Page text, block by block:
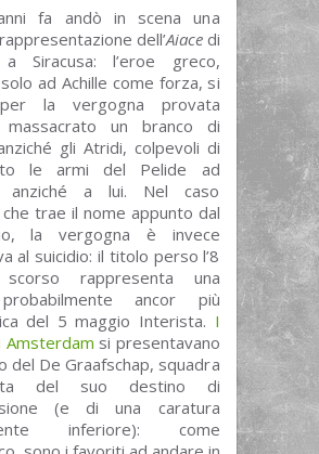
fa andò in scena una
dell’Aiacedi
a Siracusa: l’eroe greco,
ad Achille come forza, si
la vergogna provata
massacrato un branco di
gli Atridi, colpevoli di
le armi del Pelide ad
anziché a lui. Nel caso
che trae il nome appunto dal
la vergogna è invece
al suicidio: il titolo perso l’8
scorso rappresenta una
ancor più
del 5 maggio Interista. I
Amsterdam si presentavano
del De Graafschap, squadra
del suo destino di
(e di una caratura
inferiore): come